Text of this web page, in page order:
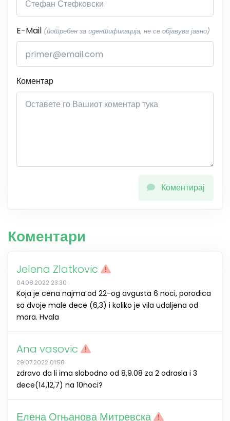
E-Mail (потребен за идентификација, не се објавува јавно)
Коментар
Коментирај
Коментари
Jelena Zlatkovic
04.08.2022 23:30
Koja je cena najma od 22-og avgusta 6 noci, porodica
sa dvoje male dece (6,3) i koliko je vila udaljena od
mora. Hvala
Ana vasovic
29.07.2022 01:58
zdravo da li ima slobodno od 8,9.08 za 2 odrasla i 3
dece(14,12,7) na 10noci?
Елена Огњанова Митревска